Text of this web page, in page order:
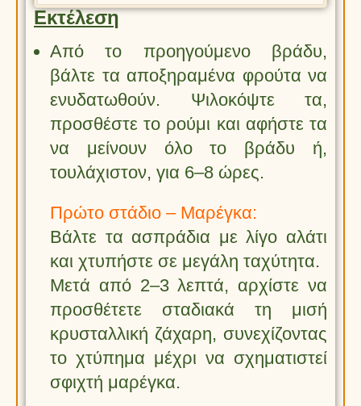
Εκτέλεση
Από το προηγούμενο βράδυ,
βάλτε τα αποξηραμένα φρούτα να
ενυδατωθούν. Ψιλοκόψτε τα,
προσθέστε το ρούμι και αφήστε τα
να μείνουν όλο το βράδυ ή,
τουλάχιστον, για 6–8 ώρες.
Πρώτο στάδιο – Μαρέγκα:
Βάλτε τα ασπράδια με λίγο αλάτι
και χτυπήστε σε μεγάλη ταχύτητα.
Μετά από 2–3 λεπτά, αρχίστε να
προσθέτετε σταδιακά τη μισή
κρυσταλλική ζάχαρη, συνεχίζοντας
το χτύπημα μέχρι να σχηματιστεί
σφιχτή μαρέγκα.